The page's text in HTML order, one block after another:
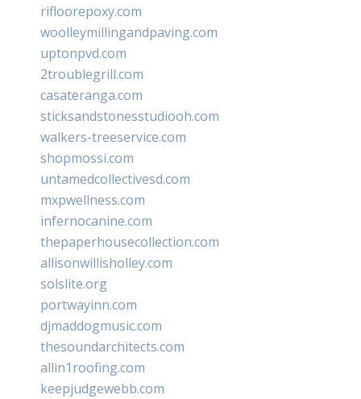
rifloorepoxy.com
woolleymillingandpaving.com
uptonpvd.com
2troublegrill.com
casateranga.com
sticksandstonesstudiooh.com
walkers-treeservice.com
shopmossi.com
untamedcollectivesd.com
mxpwellness.com
infernocanine.com
thepaperhousecollection.com
allisonwillisholley.com
solslite.org
portwayinn.com
djmaddogmusic.com
thesoundarchitects.com
allin1roofing.com
keepjudgewebb.com